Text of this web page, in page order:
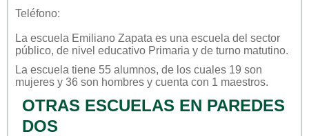
Teléfono:
La escuela Emiliano Zapata es una escuela del sector
público, de nivel educativo Primaria y de turno matutino.
La escuela tiene 55 alumnos, de los cuales 19 son
mujeres y 36 son hombres y cuenta con 1 maestros.
OTRAS ESCUELAS EN PAREDES
DOS